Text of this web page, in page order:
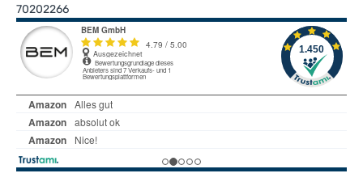
70202266